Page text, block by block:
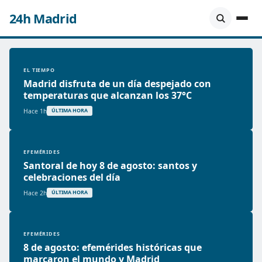
24h Madrid
EL TIEMPO
Madrid disfruta de un día despejado con
temperaturas que alcanzan los 37°C
Hace 1h ÚLTIMA HORA
EFEMÉRIDES
Santoral de hoy 8 de agosto: santos y
celebraciones del día
Hace 2h ÚLTIMA HORA
EFEMÉRIDES
8 de agosto: efemérides históricas que
marcaron el mundo y Madrid